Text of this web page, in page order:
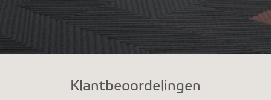
Klantbeoordelingen